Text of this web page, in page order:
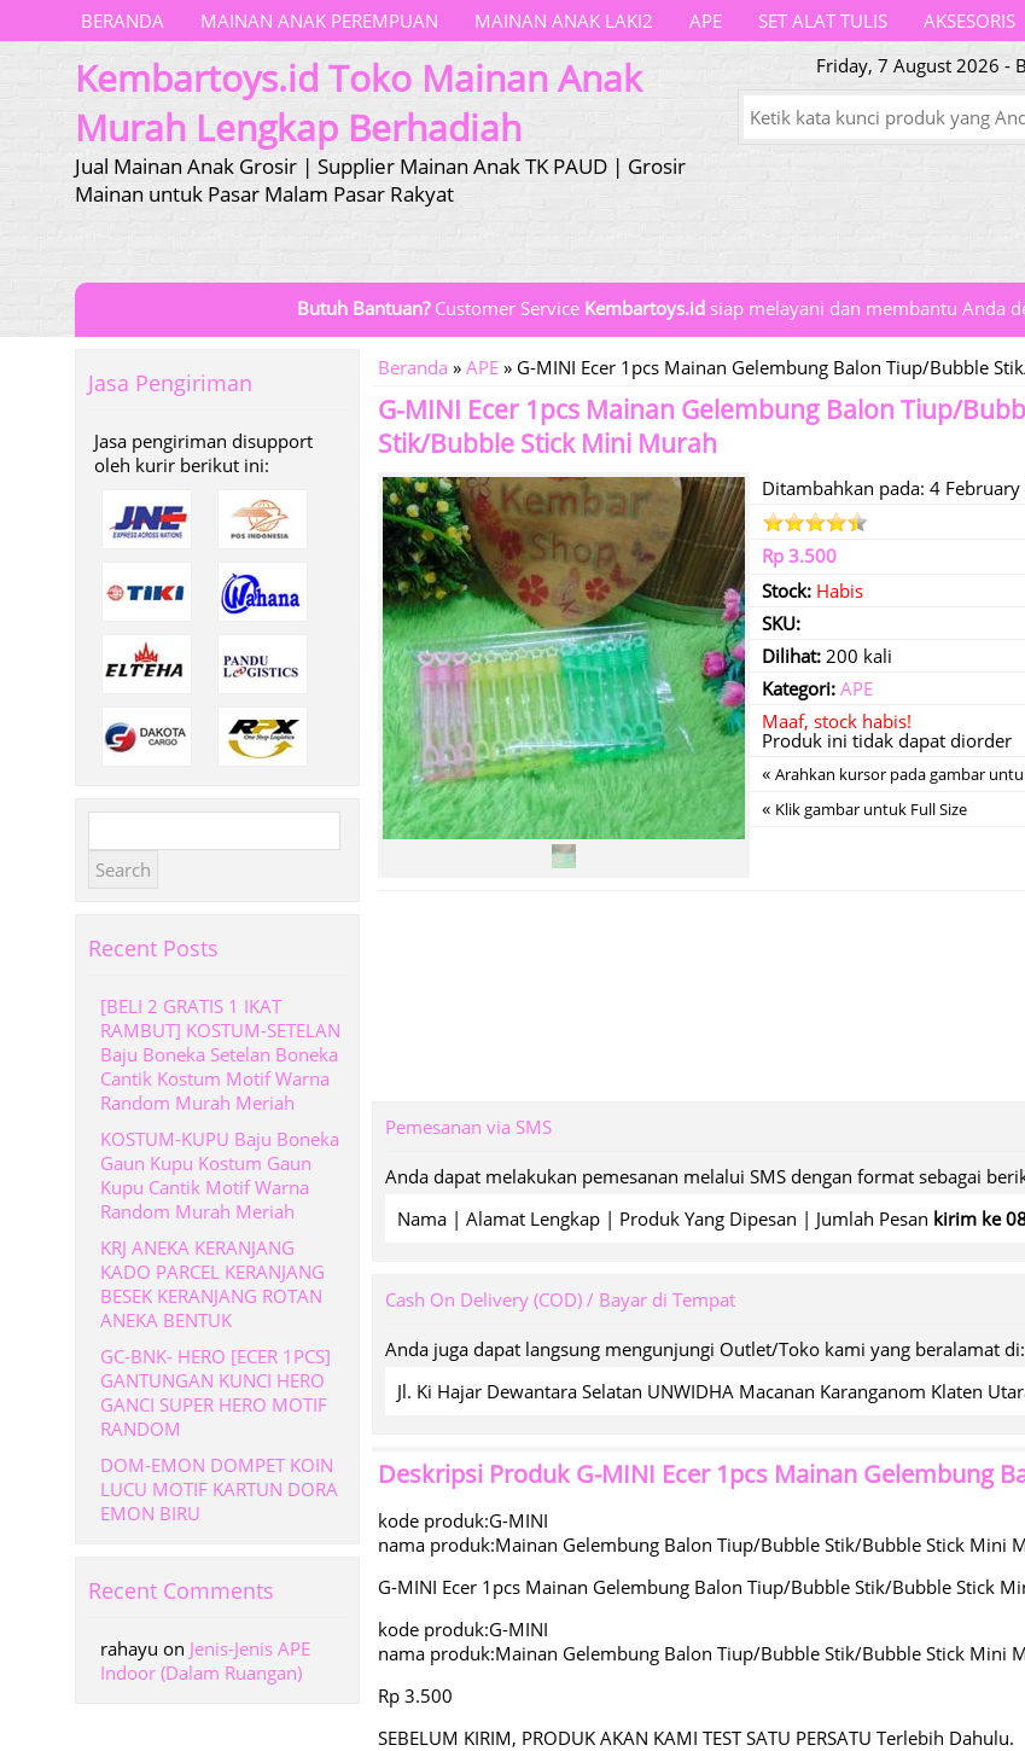
BERANDA MAINAN ANAK PEREMPUAN MAINAN ANAK LAKI2 APE SET ALAT TULIS AKSESORIS
Kembartoys.id Toko Mainan Anak
Murah Lengkap Berhadiah
Jual Mainan Anak Grosir | Supplier Mainan Anak TK PAUD | Grosir
Mainan untuk Pasar Malam Pasar Rakyat
Friday, 7 August 2026 -
Butuh Bantuan?Customer Service Kembartoys.idsiap melayani dan membantu Anda
Beranda » APE » G-MINI Ecer 1pcs Mainan Gelembung Balon Tiup/Bubble
G-MINI Ecer 1pcs Mainan Gelembung Balon Tiup/
Stik/Bubble Stick Mini Murah
Ditambahkan pada: 4 February
Rp 3.500
Stock: Habis
SKU:
Dilihat: 200 kali
Kategori: APE
Maaf, stock habis!
Produk ini tidak dapat diorder
« Arahkan kursor pada gambar
« Klik gambar untuk Full Size
Pemesanan via SMS
Anda dapat melakukan pemesanan melalui SMS dengan format sebagai
Nama | Alamat Lengkap | Produk Yang Dipesan | Jumlah Pesan kirim ke
Cash On Delivery (COD) / Bayar di Tempat
Anda juga dapat langsung mengunjungi Outlet/Toko kami yang beralamat di:
Jl. Ki Hajar Dewantara Selatan UNWIDHA Macanan Karanganom Klaten
Deskripsi Produk G-MINI Ecer 1pcs Mainan Gelembung
kode produk:G-MINI
nama produk:Mainan Gelembung Balon Tiup/Bubble Stik/Bubble Stick Mini
G-MINI Ecer 1pcs Mainan Gelembung Balon Tiup/Bubble Stik/Bubble Stick
kode produk:G-MINI
nama produk:Mainan Gelembung Balon Tiup/Bubble Stik/Bubble Stick Mini
Rp 3.500
SEBELUM KIRIM, PRODUK AKAN KAMI TEST SATU PERSATU Terlebih Dahulu.
Jasa Pengiriman
Jasa pengiriman disupport
oleh kurir berikut ini:
for:
Recent Posts
[BELI 2 GRATIS 1 IKAT
RAMBUT] KOSTUM-SETELAN
Baju Boneka Setelan Boneka
Cantik Kostum Motif Warna
Random Murah Meriah
KOSTUM-KUPU Baju Boneka
Gaun Kupu Kostum Gaun
Kupu Cantik Motif Warna
Random Murah Meriah
KRJ ANEKA KERANJANG
KADO PARCEL KERANJANG
BESEK KERANJANG ROTAN
ANEKA BENTUK
GC-BNK- HERO [ECER 1PCS]
GANTUNGAN KUNCI HERO
GANCI SUPER HERO MOTIF
RANDOM
DOM-EMON DOMPET KOIN
LUCU MOTIF KARTUN DORA
EMON BIRU
Recent Comments
rahayu on Jenis-Jenis APE
Indoor (Dalam Ruangan)